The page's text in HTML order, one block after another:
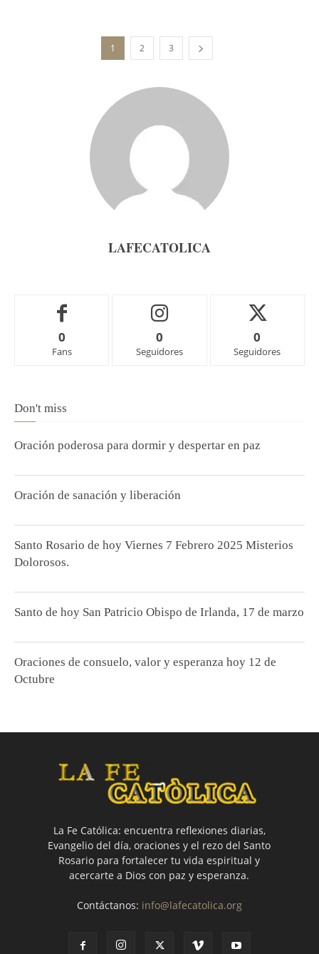
1 2 3
LAFECATOLICA
0
Fans
0
Seguidores
0
Seguidores
Don't miss
Oración poderosa para dormir y despertar en paz
Oración de sanación y liberación
Santo Rosario de hoy Viernes 7 Febrero 2025 Misterios
Dolorosos.
Santo de hoy San Patricio Obispo de Irlanda, 17 de marzo
Oraciones de consuelo, valor y esperanza hoy 12 de
Octubre
La Fe Católica: encuentra reflexiones diarias,
Evangelio del día, oraciones y el rezo del Santo
Rosario para fortalecer tu vida espiritual y
acercarte a Dios con paz y esperanza.
Contáctanos: info@lafecatolica.org